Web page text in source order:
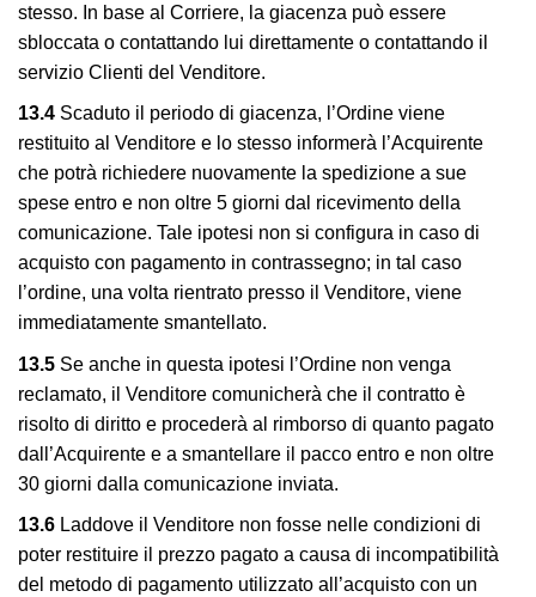
stesso. In base al Corriere, la giacenza può essere
sbloccata o contattando lui direttamente o contattando il
servizio Clienti del Venditore.
13.4 Scaduto il periodo di giacenza, l’Ordine viene
restituito al Venditore e lo stesso informerà l’Acquirente
che potrà richiedere nuovamente la spedizione a sue
spese entro e non oltre 5 giorni dal ricevimento della
comunicazione. Tale ipotesi non si configura in caso di
acquisto con pagamento in contrassegno; in tal caso
l’ordine, una volta rientrato presso il Venditore, viene
immediatamente smantellato.
13.5 Se anche in questa ipotesi l’Ordine non venga
reclamato, il Venditore comunicherà che il contratto è
risolto di diritto e procederà al rimborso di quanto pagato
dall’Acquirente e a smantellare il pacco entro e non oltre
30 giorni dalla comunicazione inviata.
13.6 Laddove il Venditore non fosse nelle condizioni di
poter restituire il prezzo pagato a causa di incompatibilità
del metodo di pagamento utilizzato all’acquisto con un